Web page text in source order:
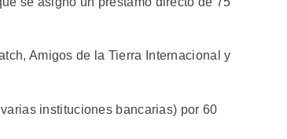
Amigos de la Tierra Internacional y
instituciones bancarias) por 60